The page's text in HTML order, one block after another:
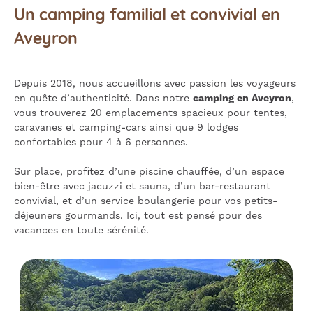
Un camping familial et convivial en
Aveyron
Depuis 2018, nous accueillons avec passion les voyageurs
en quête d’authenticité. Dans notre camping en Aveyron,
vous trouverez 20 emplacements spacieux pour tentes,
caravanes et camping-cars ainsi que 9 lodges
confortables pour 4 à 6 personnes.
Sur place, profitez d’une piscine chauffée, d’un espace
bien-être avec jacuzzi et sauna, d’un bar-restaurant
convivial, et d’un service boulangerie pour vos petits-
déjeuners gourmands. Ici, tout est pensé pour des
vacances en toute sérénité.